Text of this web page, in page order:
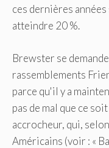
ces dernières
atteindre 20 %.
Brewster se
rassemblements
parce qu'il y a
pas de mal que ce
accrocheur, qui,
Américains (voir : «